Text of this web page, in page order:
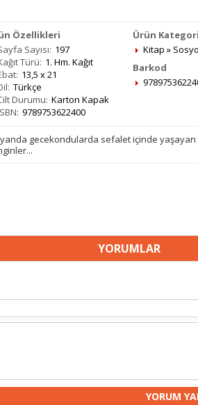
Özellikleri
Sayısı: 197
Türü: 1. Hm. Kağıt
13,5 x 21
Türkçe
Durumu: Karton Kapak
9789753622400
Ürün
Kitap »
Barkod
gecekondularda sefalet içinde
YORUMLAR